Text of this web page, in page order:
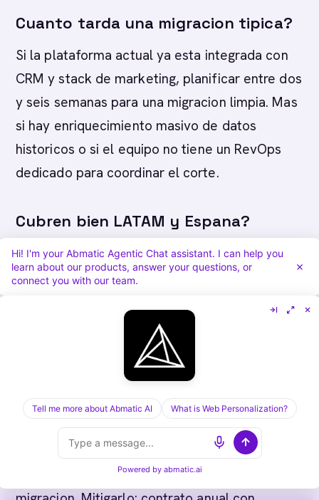
Cuanto tarda una migracion tipica?
Si la plataforma actual ya esta integrada con
CRM y stack de marketing, planificar entre dos
y seis semanas para una migracion limpia. Mas
si hay enriquecimiento masivo de datos
historicos o si el equipo no tiene un RevOps
dedicado para coordinar el corte.
Cubren bien LATAM y Espana?
La cobertura para LATAM y Espana varia
mucho entre proveedores. Antes de cerrar,
muestra de cien cuentas reales del ICP. Una
tasa de match menor al setenta por ciento es
senal de que la plataforma no esta lista para
tu mercado.
Que riesgo hay de cambiar?
El riesgo principal es subestimar el tiempo de
Hi! I'm your Abmatic Agentic Chat assistant. I can help you
learn about our products, answer your questions, or
connect you with our team.
Tell me more about Abmatic AI What is Web Personalization?
Powered by abmatic.ai